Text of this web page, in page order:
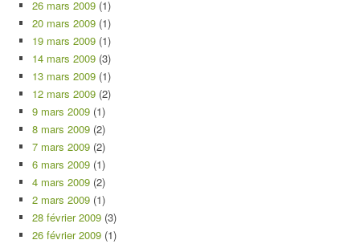
26 mars 2009 (1)
20 mars 2009 (1)
19 mars 2009 (1)
14 mars 2009 (3)
13 mars 2009 (1)
12 mars 2009 (2)
9 mars 2009 (1)
8 mars 2009 (2)
7 mars 2009 (2)
6 mars 2009 (1)
4 mars 2009 (2)
2 mars 2009 (1)
28 février 2009 (3)
26 février 2009 (1)